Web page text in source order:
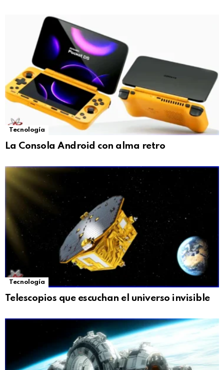
Tecnología
La Consola Android con alma retro
Tecnología
Telescopios que escuchan el universo invisible